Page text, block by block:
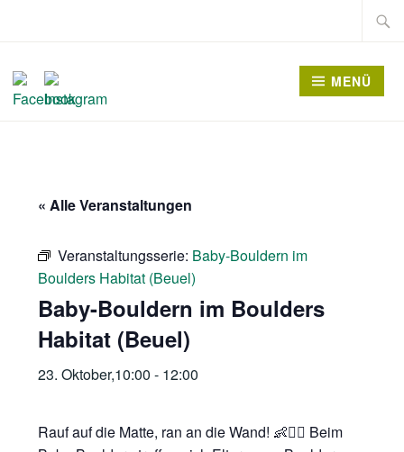
springen
Suche
MENÜ
« Alle Veranstaltungen
Veranstaltungsserie: Baby-Bouldern im
Boulders Habitat (Beuel)
Baby-Bouldern im Boulders
Habitat (Beuel)
23. Oktober,10:00 - 12:00
Rauf auf die Matte, ran an die Wand! 👶🧗‍♂️ Beim